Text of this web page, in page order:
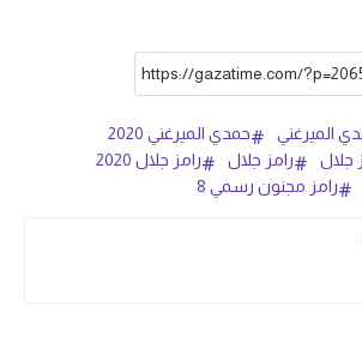
الميرغني
حمدي الميرغني 2020
جلال
رامز جلال
رامز جلال 2020
رامز مجنون رسمي 8